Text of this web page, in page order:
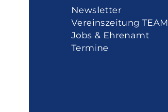
Newsletter
Vereinszeitung TEAM
Jobs & Ehrenamt
Termine